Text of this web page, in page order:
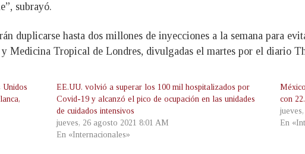
subrayó.
duplicarse hasta dos millones de inyecciones a la semana para
Medicina Tropical de Londres, divulgadas el martes por el diario
Unidos
EE.UU. volvió a superar los 100 mil hospitalizados por
Covid-19 y alcanzó el pico de ocupación en las unidades
de cuidados intensivos
jueves, 26 agosto 2021 8:01 AM
En «Internacionales»
con
En